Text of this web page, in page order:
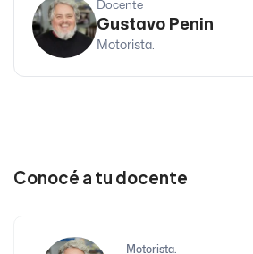
Docente
Gustavo Penin
Motorista.
Conocé a tu docente
Motorista.